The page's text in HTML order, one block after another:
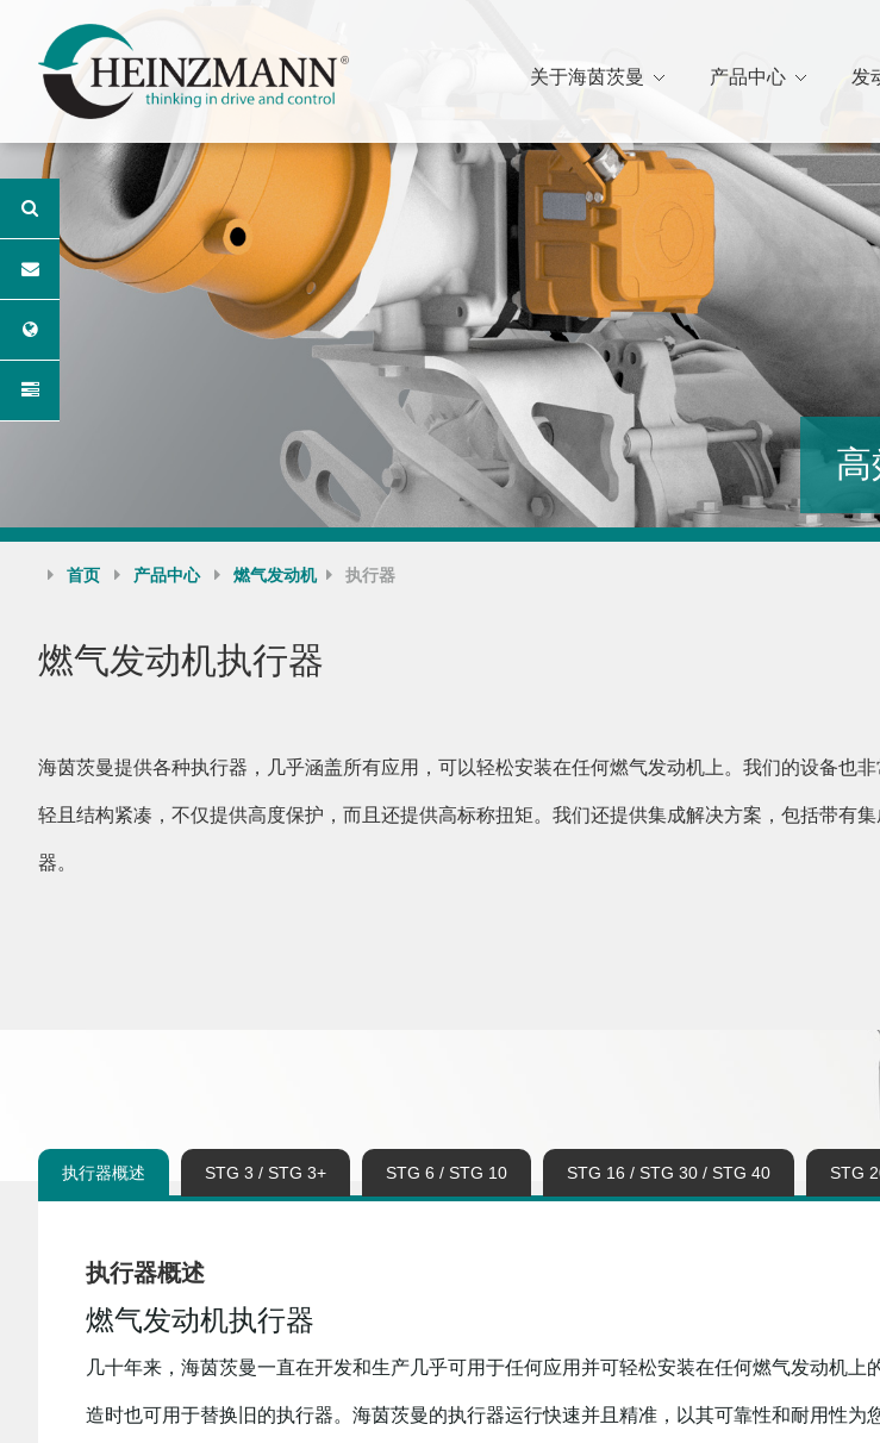
关于海茵茨曼 产品中心 发
高
首页 产品中心 燃气发动机 执行器
燃气发动机执行器
海茵茨曼提供各种执行器，几乎涵盖所有应用，可以轻松安装在任何燃气发动机上。我们的设备也
轻且结构紧凑，不仅提供高度保护，而且还提供高标称扭矩。我们还提供集成解决方案，包括带有
器。
执行器概述 STG 3 / STG 3+ STG 6 / STG 10 STG 16 / STG 30 / STG 40 STG
执行器概述
燃气发动机执行器
几十年来，海茵茨曼一直在开发和生产几乎可用于任何应用并可轻松安装在任何燃气发动机
造时也可用于替换旧的执行器。 海茵茨曼的执行器运行快速并且精准，以其可靠性和耐用性为